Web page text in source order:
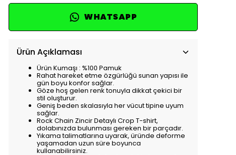
WHATSAPP
Ürün Açıklaması
Ürün Kumaşı : %100 Pamuk
Rahat hareket etme özgürlüğü sunan yapısı ile
gün boyu konfor sağlar.
Göze hoş gelen renk tonuyla dikkat çekici bir
stil oluşturur.
Geniş beden skalasıyla her vücut tipine uyum
sağlar.
Rock Chain Zincir Detaylı Crop T-shirt,
dolabınızda bulunması gereken bir parçadır.
Yıkama talimatlarına uyarak, üründe deforme
yaşamadan uzun süre boyunca
kullanabilirsiniz.